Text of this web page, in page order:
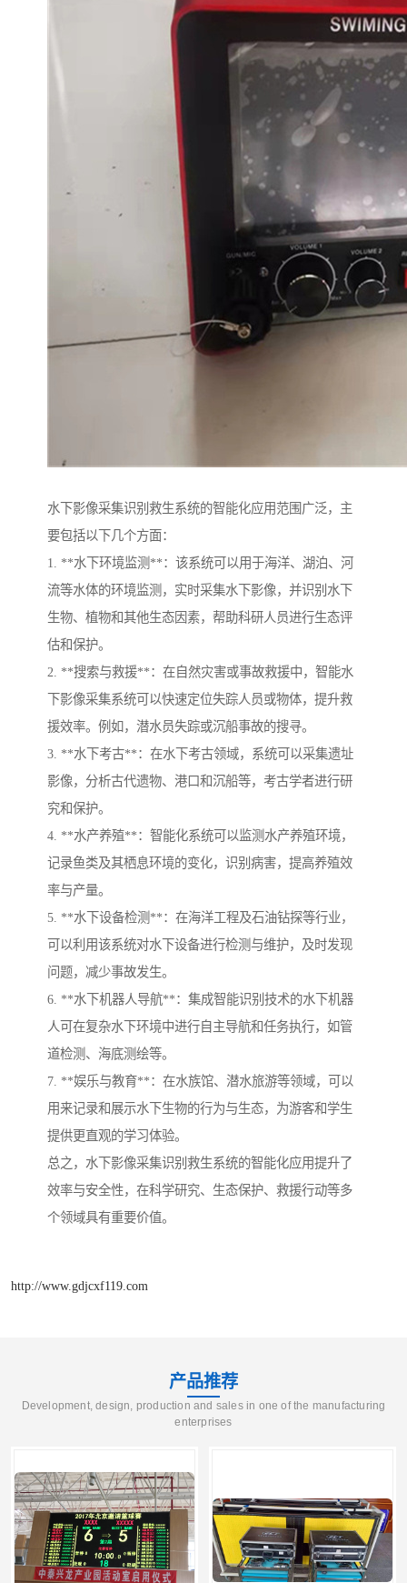
水下影像采集识别救生系统的智能化应用范围广泛，主
要包括以下几个方面：
1. **水下环境监测**：该系统可以用于海洋、湖泊、河
流等水体的环境监测，实时采集水下影像，并识别水下
生物、植物和其他生态因素，帮助科研人员进行生态评
估和保护。
2. **搜索与救援**：在自然灾害或事故救援中，智能水
下影像采集系统可以快速定位失踪人员或物体，提升救
援效率。例如，潜水员失踪或沉船事故的搜寻。
3. **水下考古**：在水下考古领域，系统可以采集遗址
影像，分析古代遗物、港口和沉船等，考古学者进行研
究和保护。
4. **水产养殖**：智能化系统可以监测水产养殖环境，
记录鱼类及其栖息环境的变化，识别病害，提高养殖效
率与产量。
5. **水下设备检测**：在海洋工程及石油钻探等行业，
可以利用该系统对水下设备进行检测与维护，及时发现
问题，减少事故发生。
6. **水下机器人导航**：集成智能识别技术的水下机器
人可在复杂水下环境中进行自主导航和任务执行，如管
道检测、海底测绘等。
7. **娱乐与教育**：在水族馆、潜水旅游等领域，可以
用来记录和展示水下生物的行为与生态，为游客和学生
提供更直观的学习体验。
总之，水下影像采集识别救生系统的智能化应用提升了
效率与安全性，在科学研究、生态保护、救援行动等多
个领域具有重要价值。
http://www.gdjcxf119.com
产品推荐
Development, design, production and sales in one of the manufacturing
enterprises